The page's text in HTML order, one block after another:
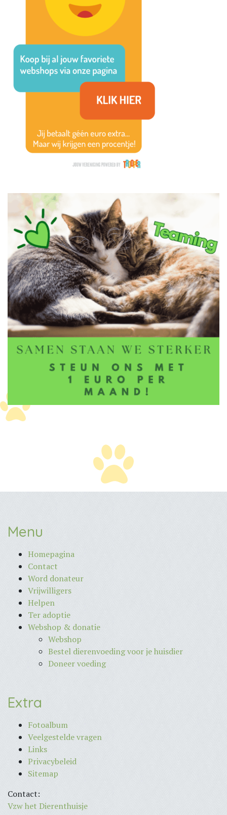
Menu
Homepagina
Contact
Word donateur
Vrijwilligers
Helpen
Ter adoptie
Webshop & donatie
Webshop
Bestel dierenvoeding voor je huisdier
Doneer voeding
Extra
Fotoalbum
Veelgestelde vragen
Links
Privacybeleid
Sitemap
Contact:
Vzw het Dierenthuisje